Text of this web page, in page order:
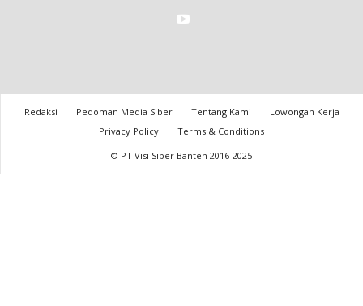
Redaksi Pedoman Media Siber Tentang Kami
Lowongan Kerja
Privacy Policy
Terms & Conditions
© PT Visi Siber Banten 2016-2025